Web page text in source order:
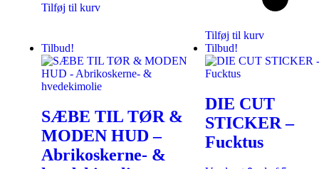
Tilføj til kurv
Tilføj til kurv
Tilbud!
SÆBE TIL TØR &
MODEN HUD –
Abrikoskerne- &
Tilbud!
DIE CUT
STICKER –
Fucktus